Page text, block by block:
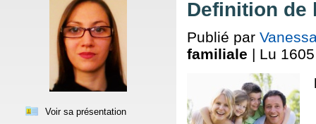
Voir sa présentation
Definition de
Publié par
familiale | Lu